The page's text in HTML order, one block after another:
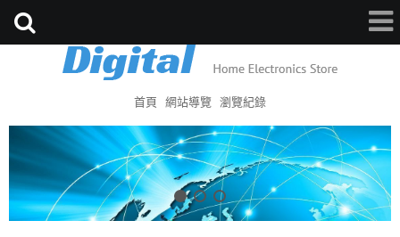
首頁 網站導覽 瀏覽紀錄